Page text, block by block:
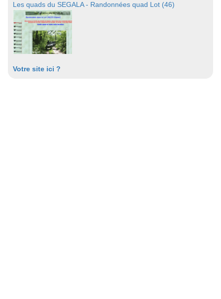
Les quads du SEGALA - Randonnées quad Lot (46)
Votre site ici ?